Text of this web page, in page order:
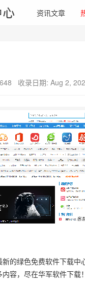
资讯文章
收录日期: Aug 2,
的绿色免费软件下载
容，尽在华军软件下载！